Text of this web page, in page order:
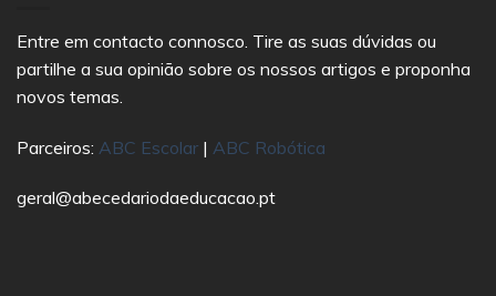
Entre em contacto connosco. Tire as suas dúvidas ou
partilhe a sua opinião sobre os nossos artigos e proponha
novos temas.
Parceiros: ABC Escolar | ABC Robótica
geral@abecedariodaeducacao.pt